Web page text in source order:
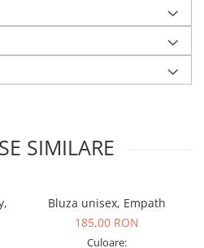
același material și jersey
SIMILARE
Bluza unisex, Empath
185,00 RON
Culoare: